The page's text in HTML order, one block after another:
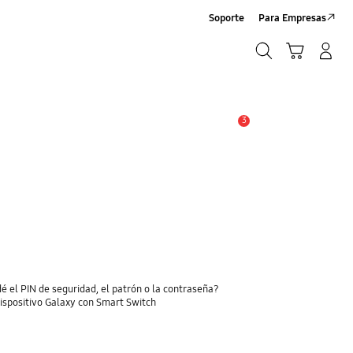
Soporte Para Empresas
3
el PIN de seguridad, el patrón o la contraseña?
Galaxy con Smart Switch